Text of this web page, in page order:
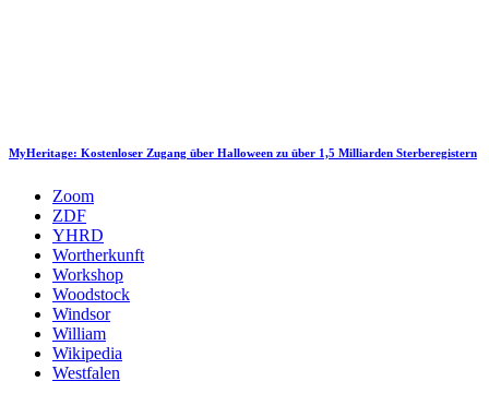
MyHeritage: Kostenloser Zugang über Halloween zu über 1,5 Milliarden Sterberegistern
Zoom
ZDF
YHRD
Wortherkunft
Workshop
Woodstock
Windsor
William
Wikipedia
Westfalen